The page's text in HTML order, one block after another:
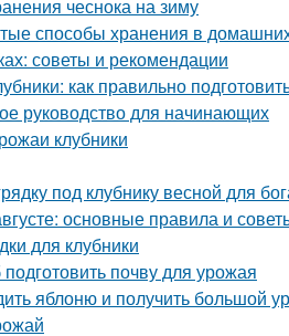
чеснока на зиму
способы хранения в
советы и рекомендации
как правильно
руководство для начинающих
клубники
под клубнику весной для
основные правила и
для клубники
почву для урожая
яблоню и получить большой